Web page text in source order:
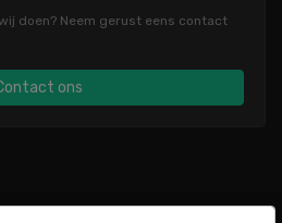
doen? Neem gerust eens contact
ons